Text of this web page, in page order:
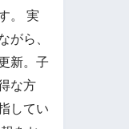
。 実
がら、
新。子
な方
してい